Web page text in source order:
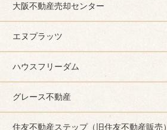
大阪不動産売却センター
エヌプラッツ
ハウスフリーダム
グレース不動産
住友不動産ステップ（旧住友不動産販売）